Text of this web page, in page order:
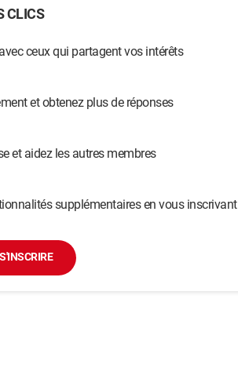
CLICS
ceux qui partagent vos intérêts
et obtenez plus de réponses
et aidez les autres membres
supplémentaires en vous inscrivant
S'INSCRIRE